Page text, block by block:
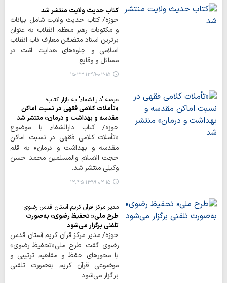
کتاب حدیث ولایت منتشر شد
حوزه/ کتاب حدیث ولایت شامل بیانات
و مکتوبات رهبر معظم انقلاب به عنوان
برترین اسناد متضمّن معارف ناب انقلاب
اسلامی و جلوه‌های هدایت امّت در
مسائل و وقایع…
۱۳۹۹-۰۲-۱۵ ۱۵:۲۳
عرضه "دارالشفاء" به بازار کتاب؛
«تأملات کلامی فقهی در نسبت اماکن
مقدسه و بهداشت و درمان» منتشر شد
حوزه/ کتاب دارالشفاء با موضوع
«تأملات کلامی فقهی در نسبت اماکن
مقدسه و بهداشت و درمان» به قلم
حجت الاسلام والمسلمین محمد حسن
وکیلی منتشر شد.
۱۳۹۹-۰۲-۱۵ ۱۲:۴۵
مدیر مرکز قرآن کریم آستان قدس رضوی:
طرح ملی« تحفیظ رضوی» به‌صورت
تلفنی برگزار می‌شود
حوزه/ مدیر مرکز قرآن کریم آستان قدس
رضوی گفت: طرح ملی«تحفیظ رضوی»
با محورهای حفظ و مفاهیم ترتیبی و
موضوعی قرآن کریم به‌صورت تلفنی
برگزار می‌شود.